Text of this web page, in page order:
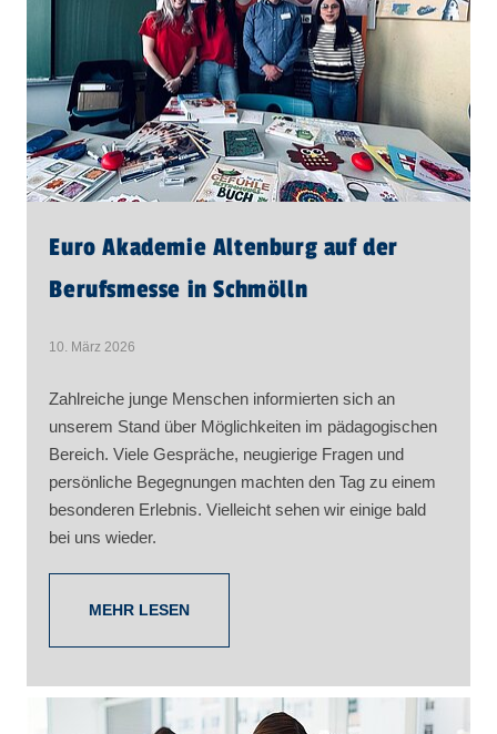
Euro Akademie Altenburg auf der
Berufsmesse in Schmölln
10. März 2026
Zahlreiche junge Menschen informierten sich an
unserem Stand über Möglichkeiten im pädagogischen
Bereich. Viele Gespräche, neugierige Fragen und
persönliche Begegnungen machten den Tag zu einem
besonderen Erlebnis. Vielleicht sehen wir einige bald
bei uns wieder.
MEHR LESEN